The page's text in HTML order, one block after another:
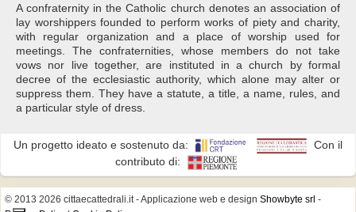
A confraternity in the Catholic church denotes an association of
lay worshippers founded to perform works of piety and charity,
with regular organization and a place of worship used for
meetings. The confraternities, whose members do not take
vows nor live together, are instituted in a church by formal
decree of the ecclesiastic authority, which alone may alter or
suppress them. They have a statute, a title, a name, rules, and
a particular style of dress.
Un progetto ideato e sostenuto da:
Con il
contributo di:
© 2013 2026 cittaecattedrali.it- Applicazione web e design Showbyte srl -